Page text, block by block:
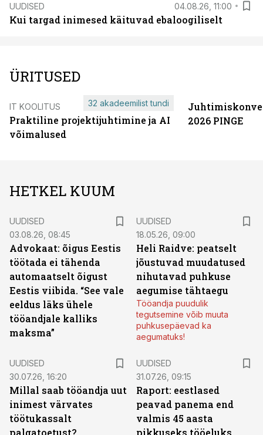
UUDISED 04.08.26, 11:00
Kui targad inimesed käituvad ebaloogiliselt
ÜRITUSED
IT KOOLITUS
Praktiline projektijuhtimine ja AI
võimalused
32 akadeemilist tundi
2026 PINGE
HETKEL KUUM
UUDISED
03.08.26, 08:45
Advokaat: õigus Eestis
töötada ei tähenda
automaatselt õigust
Eestis viibida. “See vale
eeldus läks ühele
tööandjale kalliks
maksma”
UUDISED
18.05.26, 09:00
Heli Raidve: peatselt
jõustuvad muudatused
nihutavad puhkuse
aegumise tähtaegu
Tööandja puudulik
tegutsemine võib muuta
puhkusepäevad ka
aegumatuks!
UUDISED
30.07.26, 16:20
Millal saab tööandja uut
inimest värvates
töötukassalt
palgatoetust?
UUDISED
31.07.26, 09:15
Raport: eestlased
peavad panema end
valmis 45 aasta
pikkuseks tööeluks